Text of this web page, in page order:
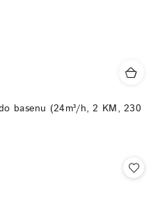
basenu (24m³/h, 2 KM, 230